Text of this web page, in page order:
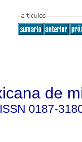
de
ISSN 0187-